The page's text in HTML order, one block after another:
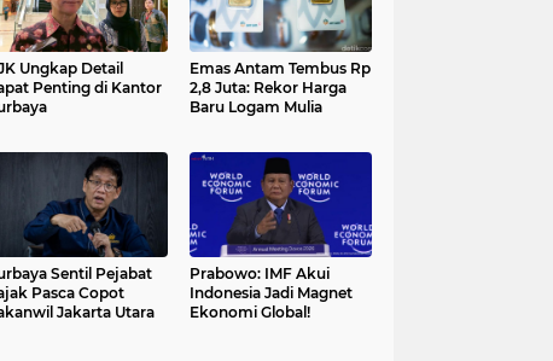
Ungkap Detail
Penting di Kantor
Emas Antam Tembus Rp
2,8 Juta: Rekor Harga
Baru Logam Mulia
Sentil Pejabat
Pasca Copot
Jakarta Utara
Prabowo: IMF Akui
Indonesia Jadi Magnet
Ekonomi Global!